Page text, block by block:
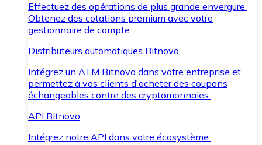
Effectuez des opérations de plus grande envergure.
Obtenez des cotations premium avec votre
gestionnaire de compte.
Distributeurs automatiques Bitnovo
Intégrez un ATM Bitnovo dans votre entreprise et
permettez à vos clients d'acheter des coupons
échangeables contre des cryptomonnaies.
API Bitnovo
Intégrez notre API dans votre écosystème.